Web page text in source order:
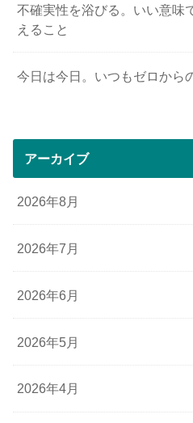
不確実性を浴びる。いい意味
えること
今日は今日。いつもゼロから
アーカイブ
2026年8月
2026年7月
2026年6月
2026年5月
2026年4月